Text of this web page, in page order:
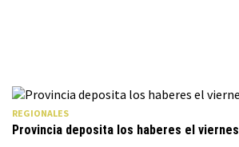
REGIONALES
Provincia deposita los haberes el viernes